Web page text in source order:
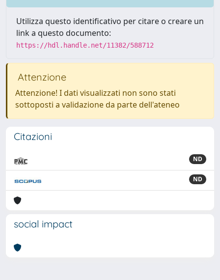
Utilizza questo identificativo per citare o creare un
link a questo documento:
https://hdl.handle.net/11382/588712
Attenzione
Attenzione! I dati visualizzati non sono stati
sottoposti a validazione da parte dell'ateneo
Citazioni
ND
ND
social impact